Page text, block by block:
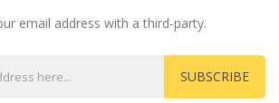
email address with a third-party.
SUBSCRIBE